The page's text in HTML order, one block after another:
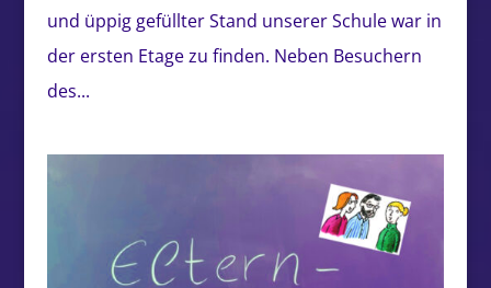
und üppig gefüllter Stand unserer Schule war in
der ersten Etage zu finden. Neben Besuchern
des...